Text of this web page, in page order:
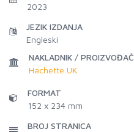
2023
JEZIK IZDANJA
Engleski
NAKLADNIK / PROIZVOĐAČ
Hachette UK
FORMAT
152 x 234 mm
BROJ STRANICA